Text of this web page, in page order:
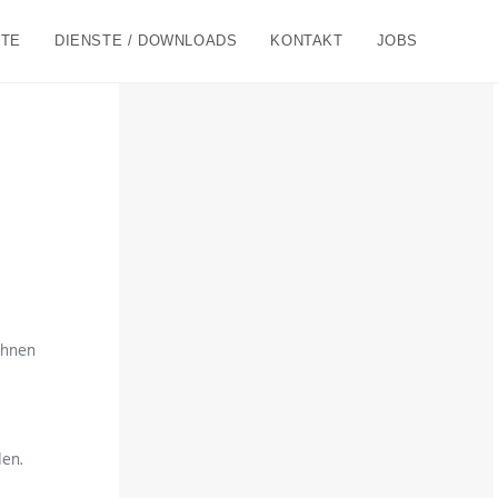
DIENSTE / DOWNLOADS KONTAKT JOBS